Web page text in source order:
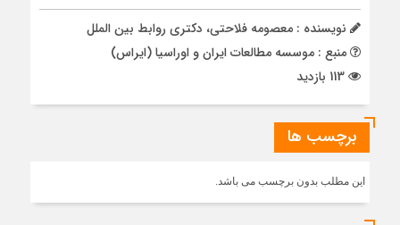
نویسنده : معصومه فلاحتی، دکتری روابط بین الملل
منبع : موسسه مطالعات ایران و اوراسیا (ایراس)
برچسب ها
این مطلب بدون برچسب می باشد.